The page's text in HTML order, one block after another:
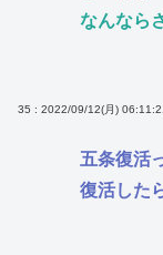
なんなら
35 : 2022/09/12(月)
五条復活
復活した